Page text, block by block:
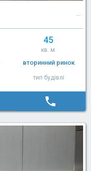
45
кв. м.
вторинний ринок
тип будівлі